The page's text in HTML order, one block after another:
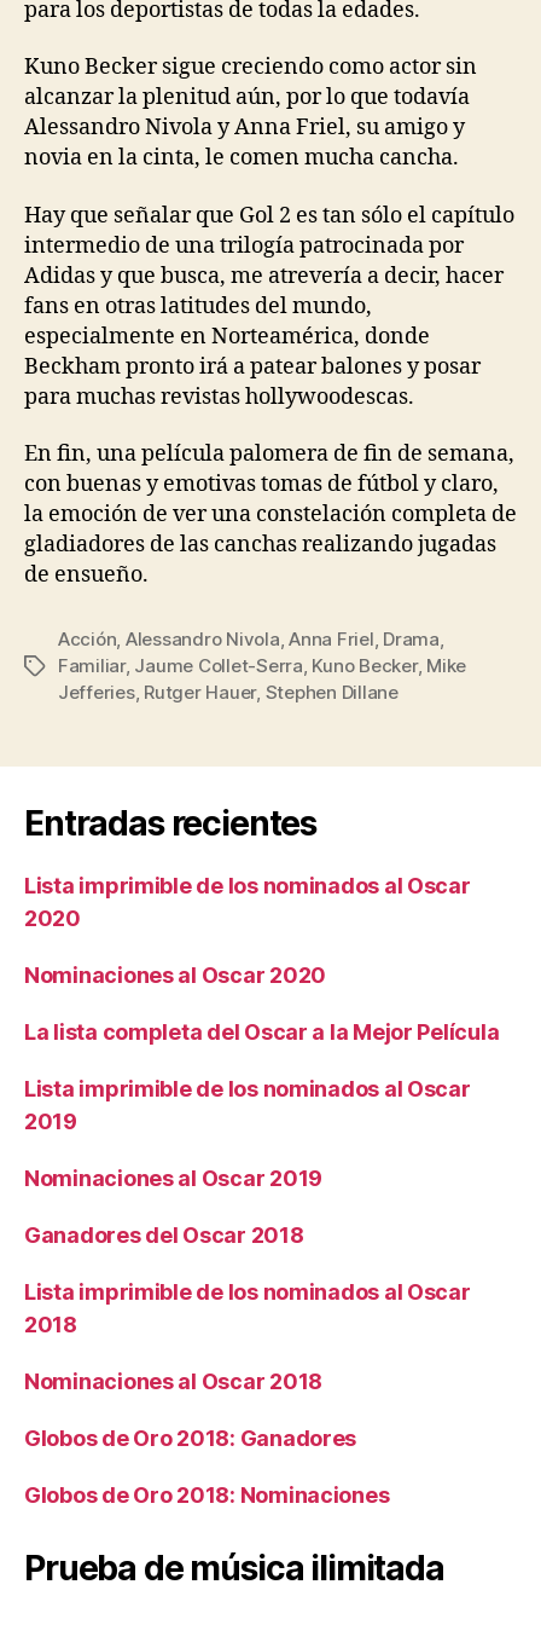
para los deportistas de todas la edades.
Kuno Becker sigue creciendo como actor sin
alcanzar la plenitud aún, por lo que todavía
Alessandro Nivola y Anna Friel, su amigo y
novia en la cinta, le comen mucha cancha.
Hay que señalar que Gol 2 es tan sólo el capítulo
intermedio de una trilogía patrocinada por
Adidas y que busca, me atrevería a decir, hacer
fans en otras latitudes del mundo,
especialmente en Norteamérica, donde
Beckham pronto irá a patear balones y posar
para muchas revistas hollywoodescas.
En fin, una película palomera de fin de semana,
con buenas y emotivas tomas de fútbol y claro,
la emoción de ver una constelación completa de
gladiadores de las canchas realizando jugadas
de ensueño.
Etiquetas
Acción, Alessandro Nivola,Anna Friel, Drama,
Familiar, Jaume Collet-Serra, Kuno Becker, Mike
Jefferies, Rutger Hauer, Stephen Dillane
Entradas recientes
Lista imprimible de los nominados al Oscar
2020
Nominaciones al Oscar 2020
La lista completa del Oscar a la Mejor Película
Lista imprimible de los nominados al Oscar
2019
Nominaciones al Oscar 2019
Ganadores del Oscar 2018
Lista imprimible de los nominados al Oscar
2018
Nominaciones al Oscar 2018
Globos de Oro 2018: Ganadores
Globos de Oro 2018: Nominaciones
Prueba de música ilimitada